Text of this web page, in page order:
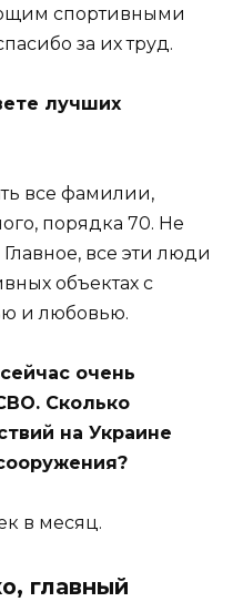
спортивными
за их труд.
лучших
все фамилии,
порядка 70. Не
все эти люди
объектах с
и любовью.
очень
Сколько
на Украине
в месяц.
главный